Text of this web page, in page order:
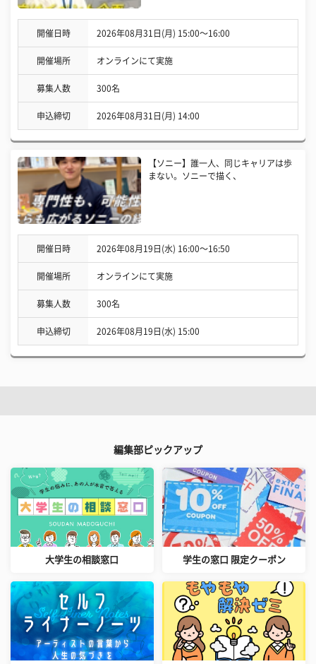
開催日時 2026年08月31日(月) 15:00〜16:00
開催場所 オンラインにて実施
募集人数 300名
申込締切 2026年08月31日(月) 14:00
【ソニー】誰一人、同じキャリアは歩
まない。ソニーで描く、
開催日時 2026年08月19日(水) 16:00〜16:50
開催場所 オンラインにて実施
募集人数 300名
申込締切 2026年08月19日(水) 15:00
編集部ピックアップ
大学生の相談窓口 学生の窓口 限定クーポン